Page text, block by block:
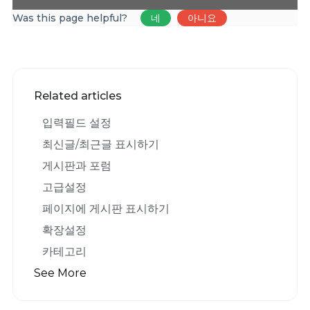
Was this page helpful? 네 아니요
Related articles
입력필드 설정
최신글/최근글 표시하기
게시판과 포럼
고급설정
페이지에 게시판 표시하기
확장설정
카테고리
See More